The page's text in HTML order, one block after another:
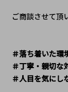
ご商談させて頂
＃落ち着いた環
＃丁寧・親切な
＃人目を気にし